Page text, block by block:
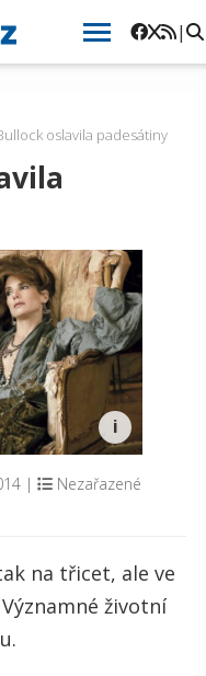
|
oslavila padesátiny
|
Nezařazené
na třicet, ale ve
životní